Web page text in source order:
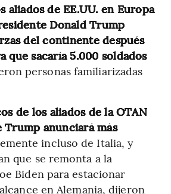
aliados de EE.UU. en Europa
Donald Trump
del continente después
que sacaría 5.000 soldados
personas familiarizadas
de los aliados de la OTAN
anunciará más
incluso de Italia, y
que se remonta a la
Biden para estacionar
en Alemania, dijeron